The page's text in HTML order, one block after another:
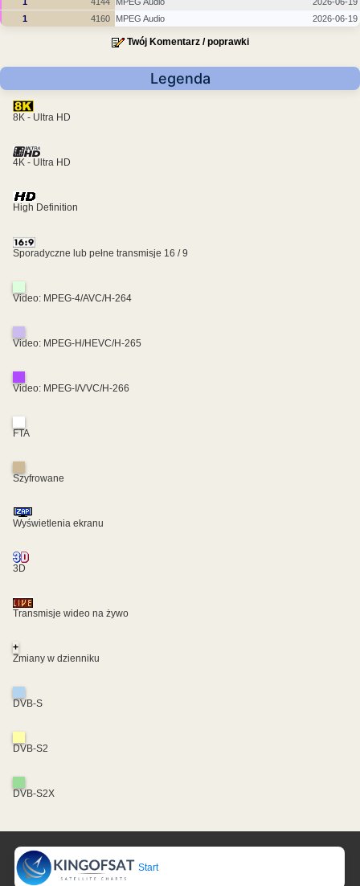
1
4160 MPEG Audio 2026-06-19
Twój Komentarz / poprawki
Legenda
8K - Ultra HD
4K - Ultra HD
High Definition
Sporadyczne lub pełne transmisje 16 / 9
Video: MPEG-4/AVC/H-264
Video: MPEG-H/HEVC/H-265
Video: MPEG-I/VVC/H-266
FTA
Szyfrowane
Wyświetlenia ekranu
3D
Transmisje wideo na żywo
+
Zmiany w dzienniku
DVB-S
DVB-S2
DVB-S2X
Start